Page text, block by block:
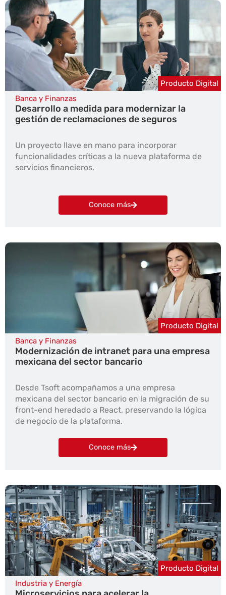
Producto Digital
Banca y Finanzas
Desarrollo a medida para modernizar la
gestión de reclamaciones de seguros
Un proyecto llave en mano para incorporar
funcionalidades críticas a la nueva plataforma de
servicios financieros.
Conoce más
Producto Digital
Banca y Finanzas
Modernización de intranet para una empresa
mexicana del sector bancario
Desde Tsoft acompañamos a una empresa
mexicana del sector bancario en la migración de su
front-end heredado a React, preservando la lógica
de negocio de la plataforma.
Conoce más
Producto Digital
Industria y Energía